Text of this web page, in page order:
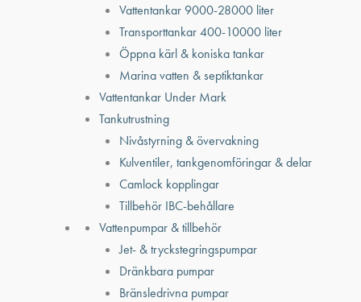
Vattentankar 9000-28000 liter
Transporttankar 400-10000 liter
Öppna kärl & koniska tankar
Marina vatten & septiktankar
Vattentankar Under Mark
Tankutrustning
Nivåstyrning & övervakning
Kulventiler, tankgenomföringar & delar
Camlock kopplingar
Tillbehör IBC-behållare
Vattenpumpar & tillbehör
Jet- & tryckstegringspumpar
Dränkbara pumpar
Bränsledrivna pumpar